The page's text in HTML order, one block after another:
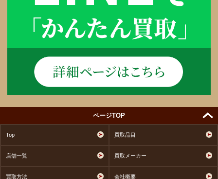
ページTOP
Top 買取品目
店舗一覧 買取メーカー
買取方法 会社概要